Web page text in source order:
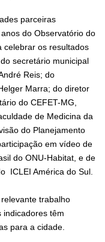
parceiras
do Observatório do
celebrar os resultados
secretário municipal
Reis; do
Marra; do diretor
do CEFET-MG,
de Medicina da
do Planejamento
em vídeo de
do ONU-Habitat, e de
ICLEI América do Sul.
trabalho
indicadores têm
para a cidade.